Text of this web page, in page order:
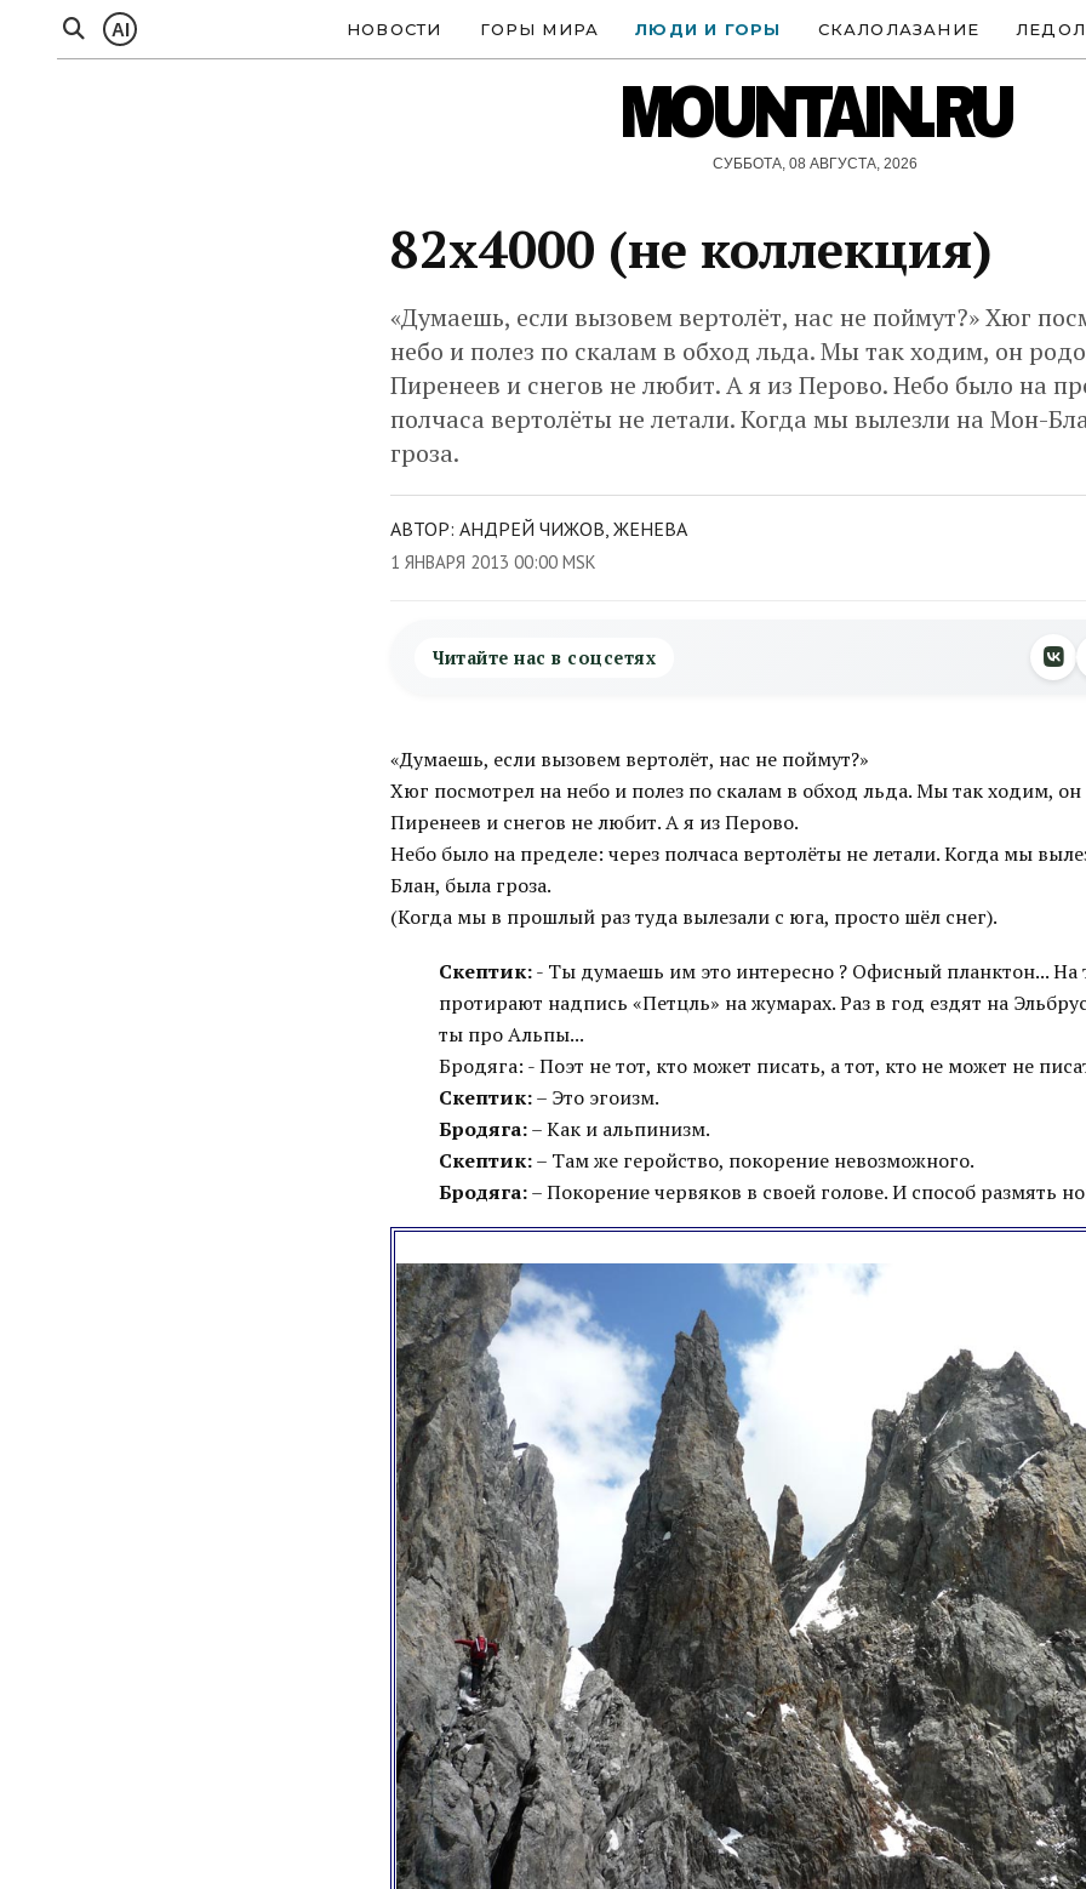
AI НОВОСТИ ГОРЫ МИРА ЛЮДИ И ГОРЫ СКАЛОЛАЗАНИЕ
MOUNTAIN.RU
СУББОТА, 08 АВГУСТА, 2026
82x4000 (не коллекция)
«Думаешь, если вызовем вертолёт, нас не поймут?» Хюг
небо и полез по скалам в обход льда. Мы так ходим, он
Пиренеев и снегов не любит. А я из Перово. Небо было на
полчаса вертолёты не летали. Когда мы вылезли на Мон-
гроза.
АВТОР: АНДРЕЙ ЧИЖОВ, ЖЕНЕВА
1 ЯНВАРЯ 2013 00:00 MSK
Читайте нас в соцсетях
«Думаешь, если вызовем вертолёт, нас не поймут?»
Хюг посмотрел на небо и полез по скалам в обход льда. Мы так ходим,
Пиренеев и снегов не любит. А я из Перово.
Небо было на пределе: через полчаса вертолёты не летали. Когда мы
Блан, была гроза.
(Когда мы в прошлый раз туда вылезали с юга, просто шёл снег).
Скептик:- Ты думаешь им это интересно ? Офисный планктон... На
протирают надпись «Петцль» на жумарах. Раз в год ездят на
ты про Альпы...
Бродяга: - Поэт не тот, кто может писать, а тот, кто не может не
Скептик:– Это эгоизм.
Бродяга:– Как и альпинизм.
Скептик:– Там же геройство, покорение невозможного.
Бродяга:– Покорение червяков в своей голове. И способ размять